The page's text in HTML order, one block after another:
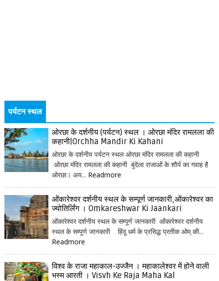
पर्यटन स्थल
ओरछा के दर्शनीय (पर्यटन) स्थल । ओरछा मंदिर रामलला की
कहानी|Orchha Mandir Ki Kahani
ओरछा के दर्शनीय पर्यटन स्थल ओरछा मंदिर रामलला की कहानी
ओरछा मंदिर रामलला की कहानी बुंदेला राजाओं के शौर्य का गवाह है
ओरछा। अय... Readmore
ओंकारेश्वर दर्शनीय स्थल के सम्पूर्ण जानकारी,ओंकारेश्वर का
ज्योतिर्लिंग । Omkareshwar Ki Jaankari
ओंकारेश्वर दर्शनीय स्थल के सम्पूर्ण जानकारी ओंकारेश्वर दर्शनीय
स्थल के सम्पूर्ण जानकारी हिंदू धर्म के प्रसिद्ध प्रतीक ओम् की...
Readmore
विश्व के राजा महाकाल-उज्जैन । महाकालेश्वर में होने वाली
भस्म आरती । Visvh Ke Raja Maha Kal